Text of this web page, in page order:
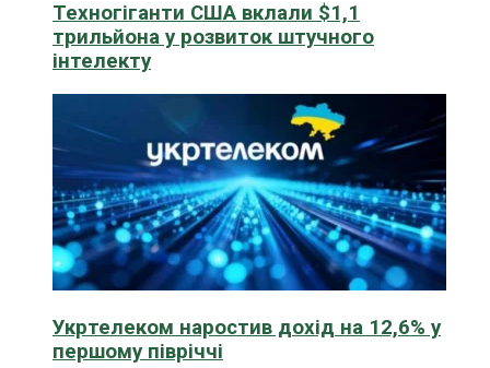
Техногіганти США вклали $1,1
трильйона у розвиток штучного
інтелекту
Укртелеком наростив дохід на 12,6% у
першому півріччі